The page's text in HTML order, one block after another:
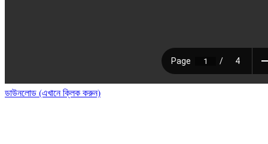
ডাউনলোড (এখানে ক্লিক করুন)